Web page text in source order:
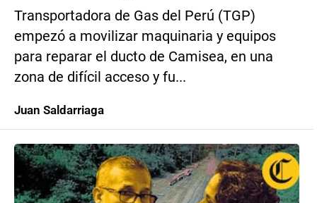
Transportadora de Gas del Perú (TGP)
empezó a movilizar maquinaria y equipos
para reparar el ducto de Camisea, en una
zona de difícil acceso y fu...
Juan Saldarriaga